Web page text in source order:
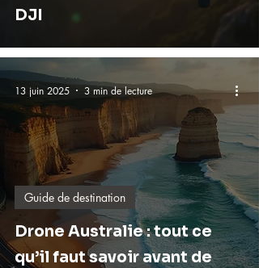
DJI
Drone Australie : tout ce
qu’il faut savoir avant de
Guide de destination
13 juin 2025 3 min de lecture